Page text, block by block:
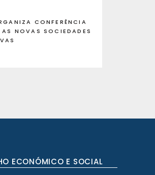
CONFERÊNCIA
AS NOVAS SOCIEDADES
ECONÓMICO E SOCIAL